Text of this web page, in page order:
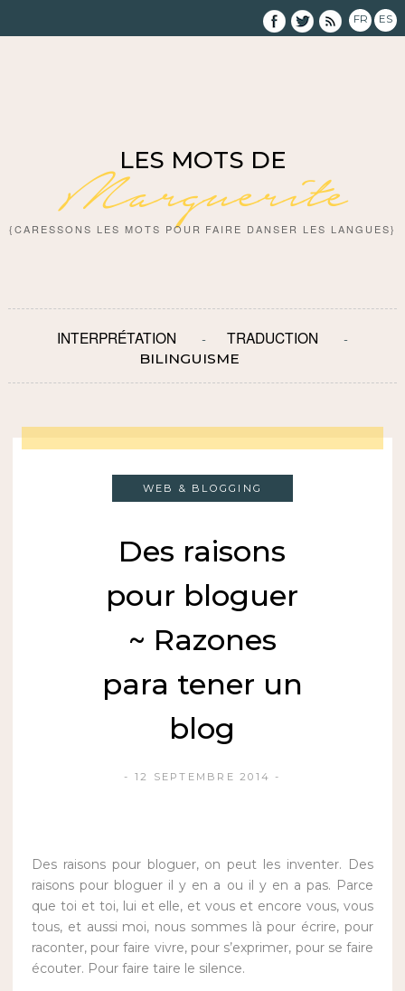
FR ES
LES MOTS DE
Marguerite
{CARESSONS LES MOTS POUR FAIRE DANSER LES LANGUES}
INTERPRÉTATION TRADUCTION
BILINGUISME
WEB & BLOGGING
Des raisons
pour bloguer
~ Razones
para tener un
blog
12 SEPTEMBRE 2014
Des raisons pour bloguer, on peut les inventer. Des
raisons pour bloguer il y en a ou il y en a pas. Parce
que toi et toi, lui et elle, et vous et encore vous, vous
tous, et aussi moi, nous sommes là pour écrire, pour
raconter, pour faire vivre, pour s’exprimer, pour se faire
écouter. Pour faire taire le silence.